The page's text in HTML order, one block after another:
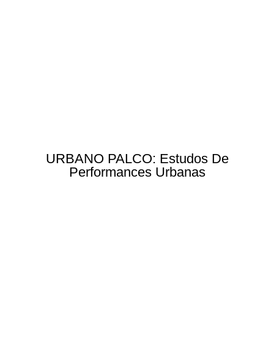
URBANO PALCO: Estudos De
Performances Urbanas